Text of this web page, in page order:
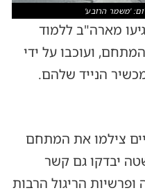
'משמר הרובע'
מארה"ב ללמוד
ועוכבו על ידי
הנייד שלהם.
צילמו את המתחם
יבדקו גם קשר
הריגול הרבות